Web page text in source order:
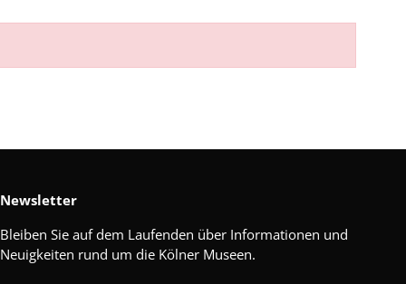
Newsletter
Bleiben Sie auf dem Laufenden über Informationen und
Neuigkeiten rund um die Kölner Museen.